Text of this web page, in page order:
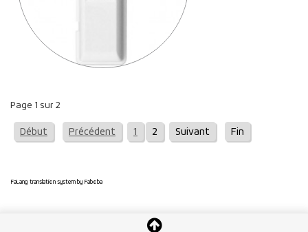
Page 1 sur 2
Début Précédent 1 2 Suivant Fin
FaLang translation system by Faboba